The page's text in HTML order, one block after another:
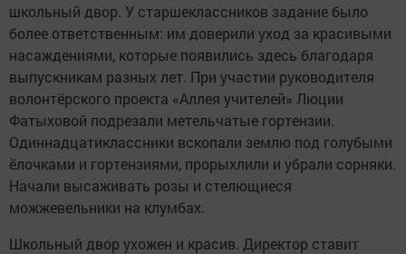
школьный двор. У старшеклассников задание было
более ответственным: им доверили уход за красивыми
насаждениями, которые появились здесь благодаря
выпускникам разных лет. При участии руководителя
волонтёрского проекта «Аллея учителей» Люции
Фатыховой подрезали метельчатые гортензии.
Одиннадцатиклассники вскопали землю под голубыми
ёлочками и гортензиями, прорыхлили и убрали сорняки.
Начали высаживать розы и стелющиеся
можжевельники на клумбах.
Школьный двор ухожен и красив. Директор ставит